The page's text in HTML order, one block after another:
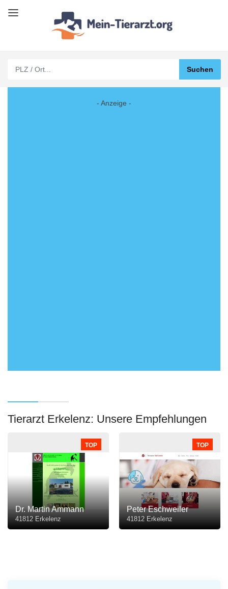
- Anzeige -
Tierarzt Erkelenz: Unsere Empfehlungen
TOP
Dr. Martin Ammann
41812 Erkelenz
TOP
Peter Eschweiler
41812 Erkelenz